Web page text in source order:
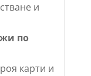
и
по
карти и